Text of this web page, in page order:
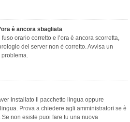
è ancora sbagliata
orario corretto e l’ora è ancora scorretta,
del server non è corretto. Avvisa un
problema.
installato il pacchetto lingua oppure
Prova a chiedere agli amministratori se è
non esiste puoi fare tu una nuova